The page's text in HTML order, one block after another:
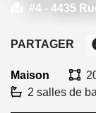
#4 - 4435
Maison
2 salles de
PARTAGER